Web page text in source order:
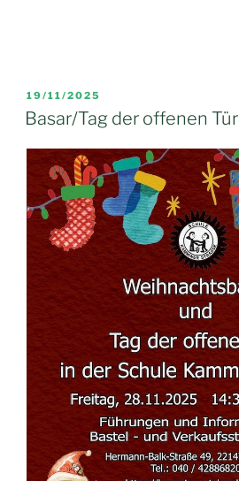
VERÖFFENTLICHT
AM
19/11/2025
Basar/Tag der offenen Tür